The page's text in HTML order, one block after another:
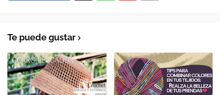
Te puede gustar